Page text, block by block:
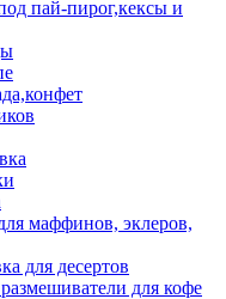
пай-пирог,кексы и
маффинов, эклеров,
для десертов
для кофе